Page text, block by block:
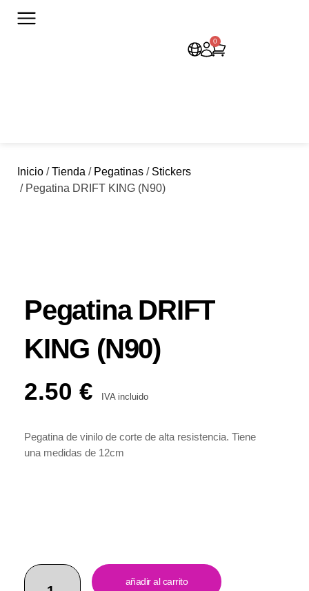
0
Inicio /Tienda / Pegatinas / Stickers
/ Pegatina DRIFT KING (N90)
Pegatina DRIFT
KING (N90)
2.50 € IVA incluido
Pegatina de vinilo de corte de alta resistencia. Tiene
una medidas de 12cm
añadir al carrito